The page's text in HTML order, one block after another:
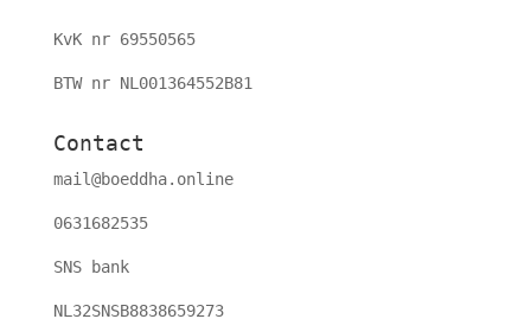
KvK nr 69550565
BTW nr NL001364552B81
Contact
mail@boeddha.online
0631682535
SNS bank
NL32SNSB8838659273